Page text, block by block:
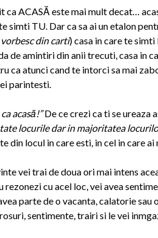
ca ACASĂ este mai mult decat…
simti TU. Dar ca sa ai un etalon
vorbesc din carti) casa in care te
de amintiri din anii trecuti, casa in
ca atunci cand te intorci sa mai
parintesti.
acasă!”De ce crezi ca ti se ureaza
locurile dar in majoritatea
din locul in care esti, in cel in care
vei trai de doua ori mai intens
rezonezi cu acel loc, vei avea
parte de o vacanta, calatorie
sentimente, trairi si le vei